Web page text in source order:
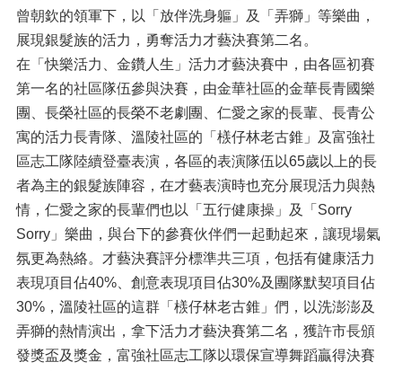
曾朝欽的領軍下，以「放伴洗身軀」及「弄獅」等樂曲，
展現銀髮族的活力，勇奪活力才藝決賽第二名。
在「快樂活力、金鑽人生」活力才藝決賽中，由各區初賽
第一名的社區隊伍參與決賽，由金華社區的金華長青國樂
團、長榮社區的長榮不老劇團、仁愛之家的長輩、長青公
寓的活力長青隊、溫陵社區的「檨仔林老古錐」及富強社
區志工隊陸續登臺表演，各區的表演隊伍以65歲以上的長
者為主的銀髮族陣容，在才藝表演時也充分展現活力與熱
情，仁愛之家的長輩們也以「五行健康操」及「Sorry
Sorry」樂曲，與台下的參賽伙伴們一起動起來，讓現場氣
氛更為熱絡。才藝決賽評分標準共三項，包括有健康活力
表現項目佔40%、創意表現項目佔30%及團隊默契項目佔
30%，溫陵社區的這群「檨仔林老古錐」們，以洗澎澎及
弄獅的熱情演出，拿下活力才藝決賽第二名，獲許市長頒
發獎盃及獎金，富強社區志工隊以環保宣導舞蹈贏得決賽